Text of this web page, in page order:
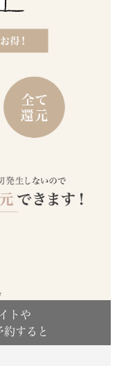
トや
すると